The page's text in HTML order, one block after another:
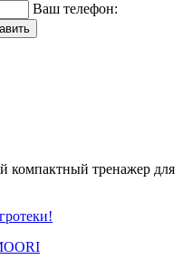
Ваш телефон:
компактный тренажер для